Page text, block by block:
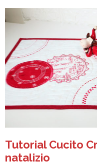
Tutorial Cucito
natalizio